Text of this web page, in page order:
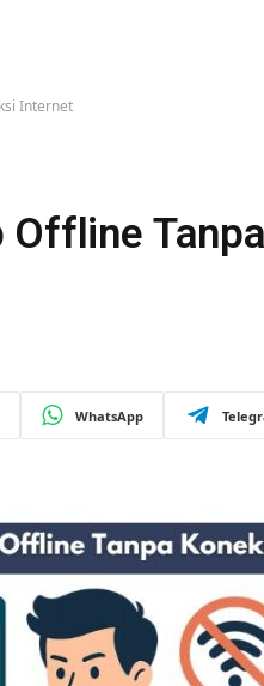
Internet
WhatsApp